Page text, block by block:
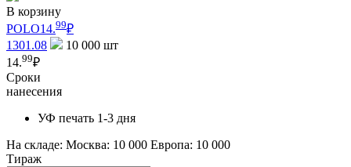
В корзину
POLO14.99₽
1301.08
10 000 шт
14.99₽
Сроки
нанесения
УФ печать 1-3 дня
На складе: Москва: 10 000 Европа: 10 000
Тираж